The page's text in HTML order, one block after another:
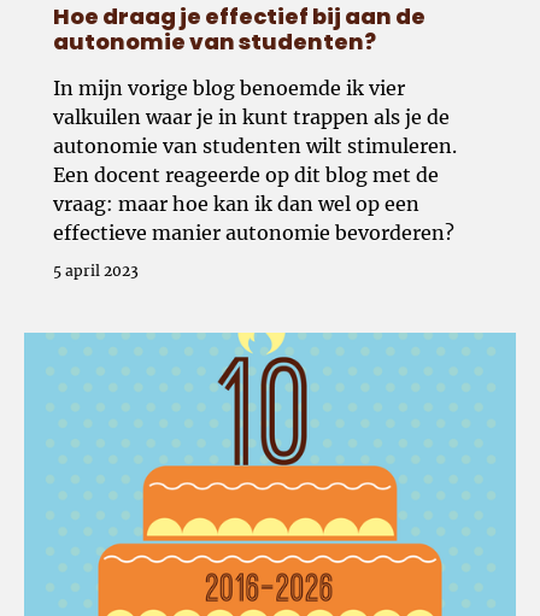
Hoe draag je effectief bij aan de
autonomie van studenten?
In mijn vorige blog benoemde ik vier
valkuilen waar je in kunt trappen als je de
autonomie van studenten wilt stimuleren.
Een docent reageerde op dit blog met de
vraag: maar hoe kan ik dan wel op een
effectieve manier autonomie bevorderen?
5 april 2023
Het beste van...10 jaar De Docentenacademie